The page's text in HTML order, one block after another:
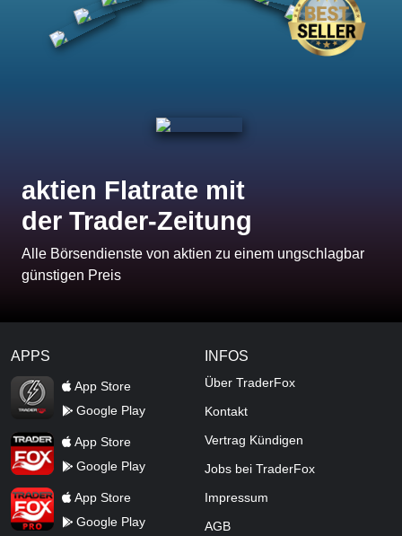
aktien Flatrate mit
der Trader-Zeitung
Alle Börsendienste von aktien zu einem ungschlagbar
günstigen Preis
APPS
TraderFox Flash
App Store
Google Play
TraderFox AppApp Store
Google Play
TraderFox ProApp Store
Google Play
INFOS
Über TraderFox
Kontakt
Vertrag Kündigen
Jobs bei TraderFox
Impressum
AGB